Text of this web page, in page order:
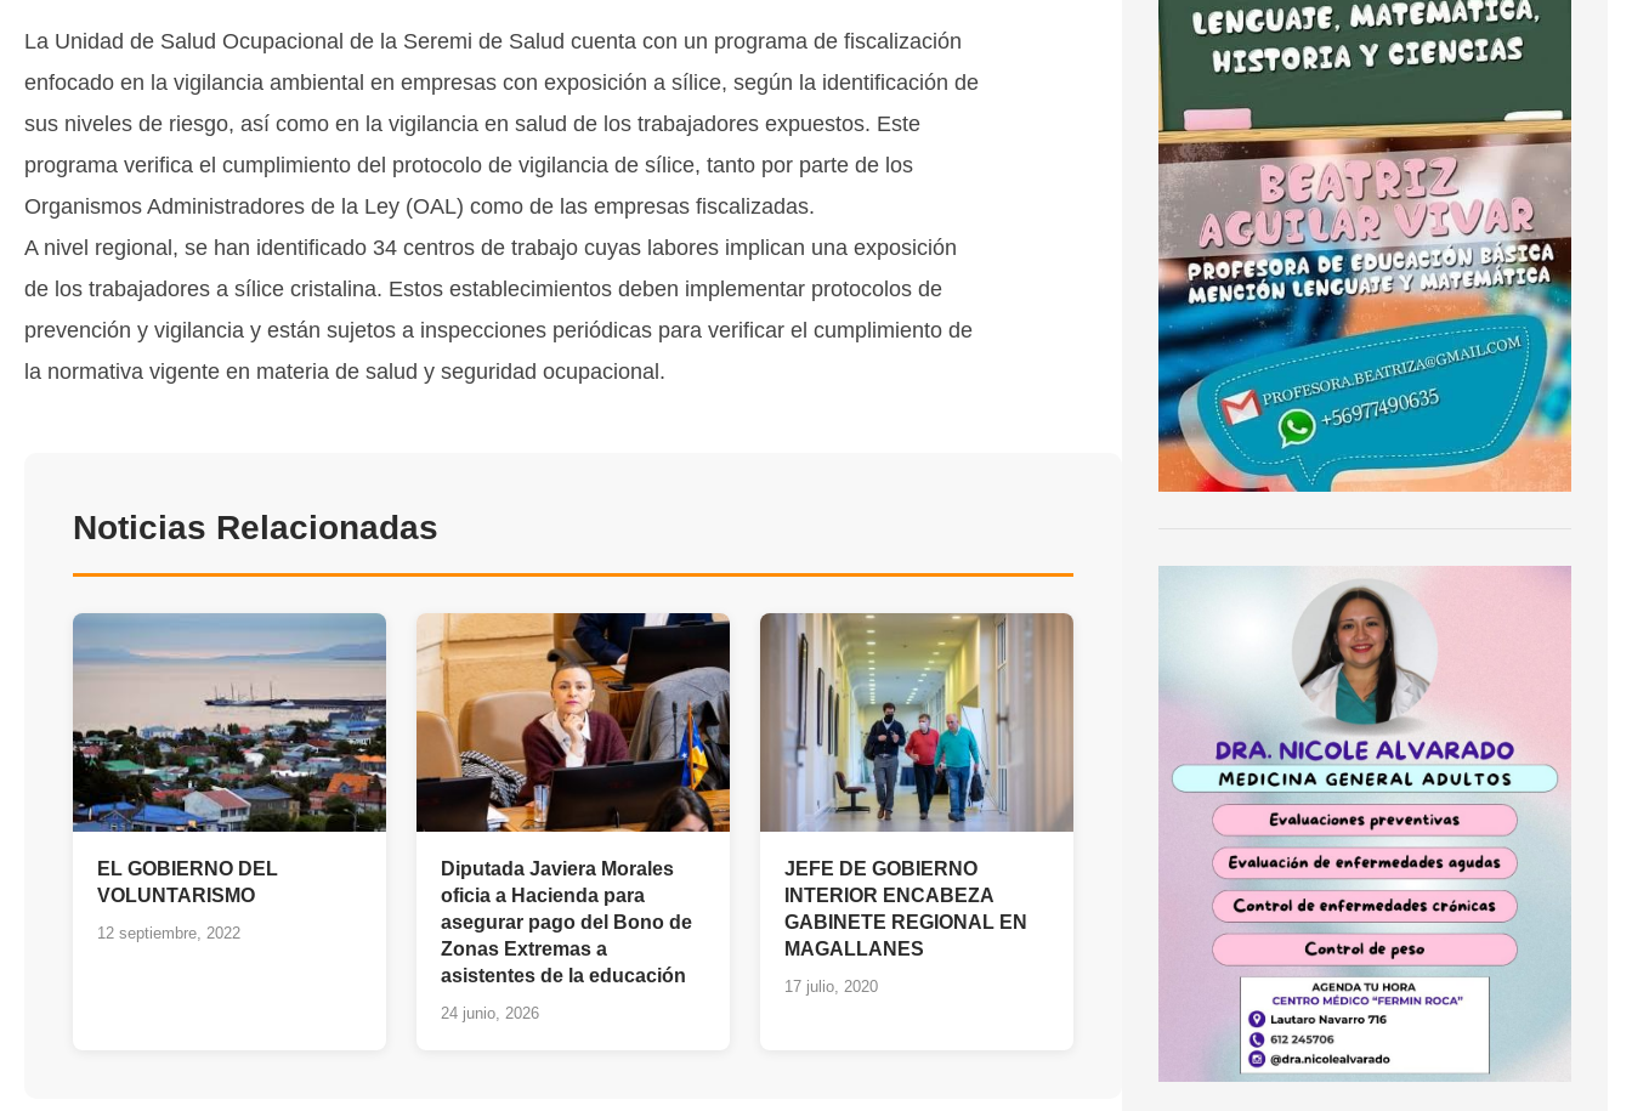
La Unidad de Salud Ocupacional de la Seremi de Salud cuenta con un programa de fiscalización
enfocado en la vigilancia ambiental en empresas con exposición a sílice, según la identificación de
sus niveles de riesgo, así como en la vigilancia en salud de los trabajadores expuestos. Este
programa verifica el cumplimiento del protocolo de vigilancia de sílice, tanto por parte de los
Organismos Administradores de la Ley (OAL) como de las empresas fiscalizadas.
A nivel regional, se han identificado 34 centros de trabajo cuyas labores implican una exposición
de los trabajadores a sílice cristalina. Estos establecimientos deben implementar protocolos de
prevención y vigilancia y están sujetos a inspecciones periódicas para verificar el cumplimiento de
la normativa vigente en materia de salud y seguridad ocupacional.
Noticias Relacionadas
EL GOBIERNO DEL
VOLUNTARISMO
12 septiembre, 2022
Diputada Javiera Morales
oficia a Hacienda para
asegurar pago del Bono de
Zonas Extremas a
asistentes de la educación
24 junio, 2026
JEFE DE GOBIERNO
INTERIOR ENCABEZA
GABINETE REGIONAL EN
MAGALLANES
17 julio, 2020